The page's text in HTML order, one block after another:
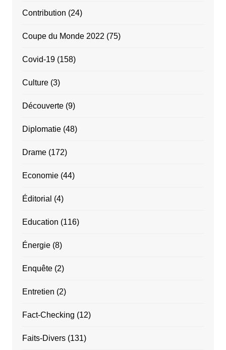
Contribution (24)
Coupe du Monde 2022 (75)
Covid-19(158)
Culture(3)
Découverte(9)
Diplomatie(48)
Drame(172)
Economie(44)
Éditorial (4)
Education (116)
Énergie(8)
Enquête(2)
Entretien (2)
Fact-Checking (12)
Faits-Divers(131)